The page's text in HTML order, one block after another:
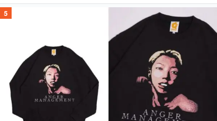
5